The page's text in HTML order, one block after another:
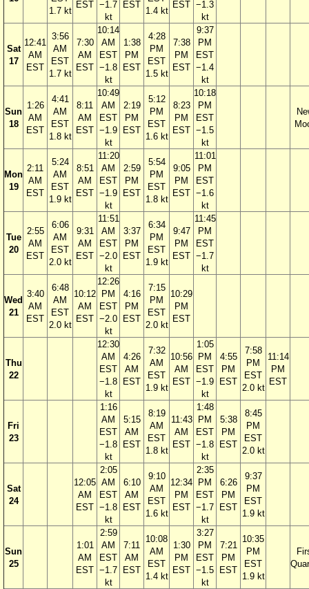
1.7 kt
EST −1.7
kt
EST
1.4 kt
EST −1.3
kt
Sat
17
12:41
AM
EST
3:56
AM
EST
1.7 kt
7:30
AM
EST
10:14
AM
EST
−1.8
kt
1:38
PM
EST
4:28
PM
EST
1.5 kt
7:38
PM
EST
9:37
PM
EST
−1.4
kt
Sun
18
1:26
AM
EST
4:41
AM
EST
1.8 kt
8:11
AM
EST
10:49
AM
EST
−1.9
kt
2:19
PM
EST
5:12
PM
EST
1.6 kt
8:23
PM
EST
10:18
PM
EST
−1.5
kt
Mon
19
2:11
AM
EST
5:24
AM
EST
1.9 kt
8:51
AM
EST
11:20
AM
EST
−1.9
kt
2:59
PM
EST
5:54
PM
EST
1.8 kt
9:05
PM
EST
11:01
PM
EST
−1.6
kt
Tue
20
2:55
AM
EST
6:06
AM
EST
2.0 kt
9:31
AM
EST
11:51
AM
EST
−2.0
kt
3:37
PM
EST
6:34
PM
EST
1.9 kt
9:47
PM
EST
11:45
PM
EST
−1.7
kt
Wed
21
3:40
AM
EST
6:48
AM
EST
2.0 kt
10:12
AM
EST
12:26
PM
EST
−2.0
kt
4:16
PM
EST
7:15
PM
EST
2.0 kt
10:29
PM
EST
Thu
22
12:30
AM
EST
−1.8
kt
4:26
AM
EST
7:32
AM
EST
1.9 kt
10:56
AM
EST
1:05
PM
EST
−1.9
kt
4:55
PM
EST
7:58
PM
EST
2.0 kt
11:14
PM
EST
Fri
23
1:16
AM
EST
−1.8
kt
5:15
AM
EST
8:19
AM
EST
1.8 kt
11:43
AM
EST
1:48
PM
EST
−1.8
kt
5:38
PM
EST
8:45
PM
EST
2.0 kt
Sat
24
12:05
AM
EST
2:05
AM
EST
−1.8
kt
6:10
AM
EST
9:10
AM
EST
1.6 kt
12:34
PM
EST
2:35
PM
EST
−1.7
kt
6:26
PM
EST
9:37
PM
EST
1.9 kt
Sun
25
1:01
AM
EST
2:59
AM
EST
−1.7
kt
7:11
AM
EST
10:08
AM
EST
1.4 kt
1:30
PM
EST
3:27
PM
EST
−1.5
kt
7:21
PM
EST
10:35
PM
EST
1.9 kt